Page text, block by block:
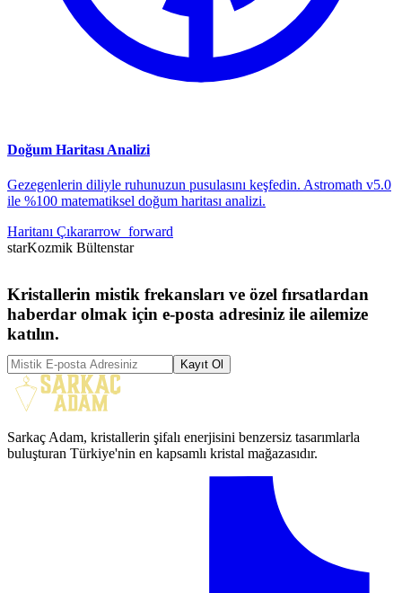
Doğum Haritası Analizi
Gezegenlerin diliyle ruhunuzun pusulasını keşfedin. Astromath v5.0
ile %100 matematiksel doğum haritası analizi.
Haritanı Çıkararrow_forward
starKozmik Bültenstar
Kristallerin mistik frekansları ve özel fırsatlardan
haberdar olmak için e-posta adresiniz ile ailemize
katılın.
Kayıt Ol
Sarkaç Adam, kristallerin şifalı enerjisini benzersiz tasarımlarla
buluşturan Türkiye'nin en kapsamlı kristal mağazasıdır.